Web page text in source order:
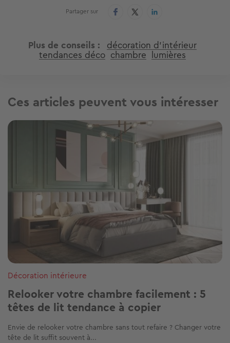
Partager sur
Plus de conseils décoration d'intérieur
tendances déco chambre lumières
Ces articles peuvent vous intéresser
Image
Décoration intérieure
Relooker votre chambre facilement : 5
têtes de lit tendance à copier
Envie de relooker votre chambre sans tout refaire ? Changer votre
tête de lit suffit souvent à...